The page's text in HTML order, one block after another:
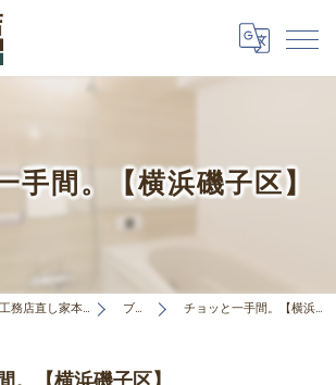
手間。【横浜磯子区】
横浜の工務店は宅見工務店直し家本舗合同会社 ブログ チョッと一手間。【横浜磯子区】